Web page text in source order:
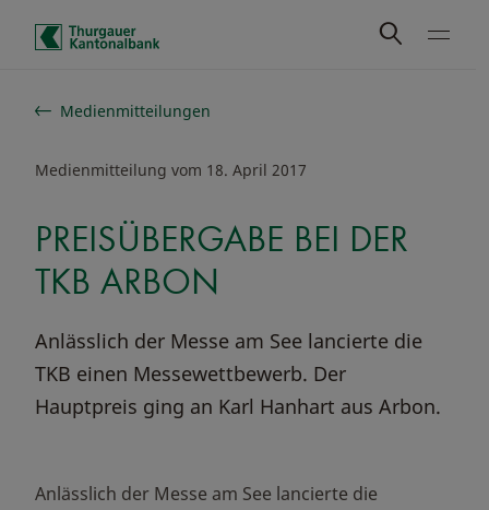
Schnelle Navigation
Medienmitteilungen
Medienmitteilung vom 18. April 2017
PREISÜBERGABE BEI DER
TKB ARBON
Anlässlich der Messe am See lancierte die
TKB einen Messewettbewerb. Der
Hauptpreis ging an Karl Hanhart aus Arbon.
Anlässlich der Messe am See lancierte die